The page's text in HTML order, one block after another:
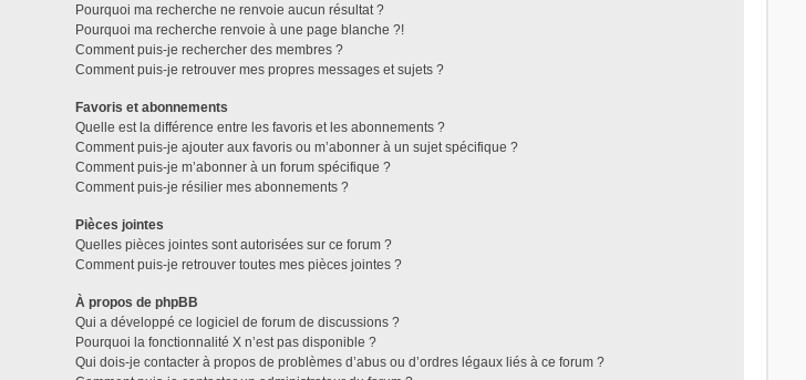
Pourquoi ma recherche ne renvoie aucun résultat ?
Pourquoi ma recherche renvoie à une page blanche ?!
Comment puis-je rechercher des membres ?
Comment puis-je retrouver mes propres messages et sujets ?
Favoris et abonnements
Quelle est la différence entre les favoris et les abonnements ?
Comment puis-je ajouter aux favoris ou m’abonner à un sujet spécifique ?
Comment puis-je m’abonner à un forum spécifique ?
Comment puis-je résilier mes abonnements ?
Pièces jointes
Quelles pièces jointes sont autorisées sur ce forum ?
Comment puis-je retrouver toutes mes pièces jointes ?
À propos de phpBB
Qui a développé ce logiciel de forum de discussions ?
Pourquoi la fonctionnalité X n’est pas disponible ?
Qui dois-je contacter à propos de problèmes d’abus ou d’ordres légaux liés à ce forum ?